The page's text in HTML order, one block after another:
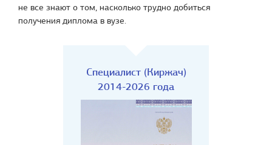
не все знают о том, насколько трудно добиться
получения диплома в вузе.
Специалист (Киржач)
2014-2026 года